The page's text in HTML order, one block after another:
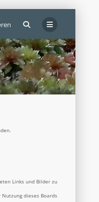
Links und Bilder zu
dieses Boards